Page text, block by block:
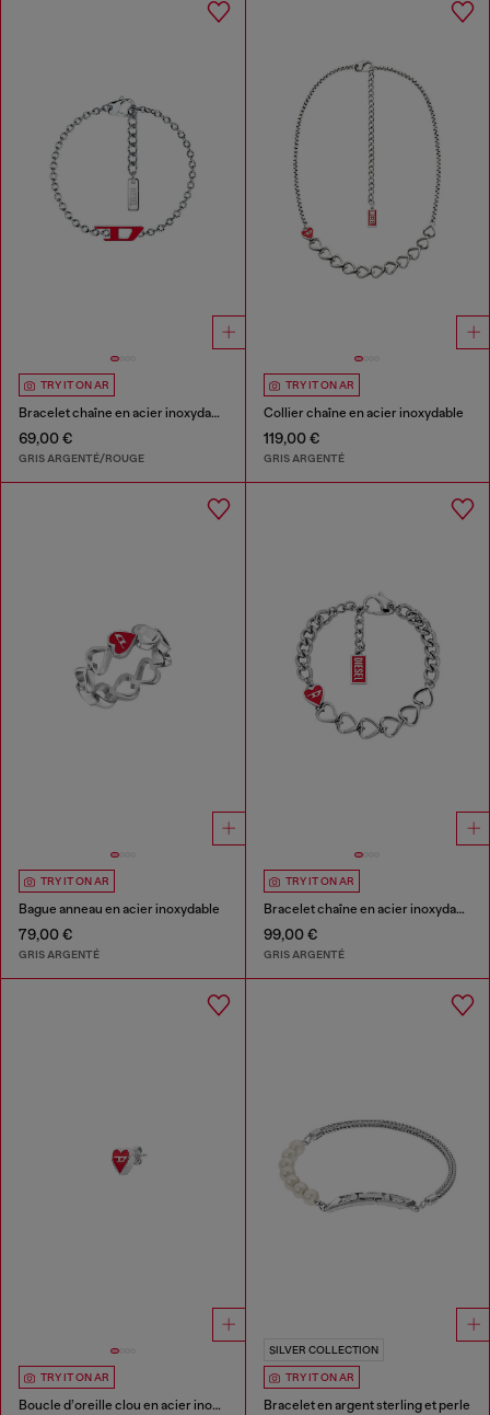
TRY IT ON AR
Bracelet chaîne en acier inoxydable
69,00 €
GRIS ARGENTÉ/ROUGE
TRY IT ON AR
Collier chaîne en acier inoxydable
119,00 €
GRIS ARGENTÉ
TRY IT ON AR
Bague anneau en acier inoxydable
79,00 €
GRIS ARGENTÉ
TRY IT ON AR
Bracelet chaîne en acier inoxydable
99,00 €
GRIS ARGENTÉ
TRY IT ON AR
Boucle d’oreille clou en acier inoxydable
SILVER COLLECTION
TRY IT ON AR
Bracelet en argent sterling et perle